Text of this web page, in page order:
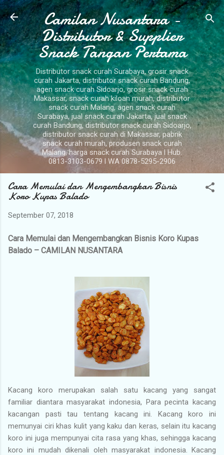
Langsung ke konten utama
Camilan Nusantara -
Distributor & Supplier
Snack Tangan Pertama
Distributor snack curah Surabaya, grosir snack
curah Jakarta, distributor snack curah Bandung,
agen snack curah Sidoarjo, grosir snack curah
Makassar, snack curah kiloan murah, distributor
snack curah Malang, agen snack curah
Surabaya, jual snack curah Jakarta, jual snack
curah Bandung, distributor snack curah Sidoarjo,
distributor snack curah di Makassar, pabrik
snack curah murah, produsen snack curah
Malang, harga snack curah Surabaya l Hub.
0813-3103-0679 l WA 0878-5295-2906
Cara Memulai dan Mengembangkan Bisnis
Koro Kupas Balado
September 07, 2018
Cara Memulai dan Mengembangkan Bisnis Koro Kupas
Balado – CAMILAN NUSANTARA
Kacang koro merupakan salah satu kacang yang sangat
familiar diantara masyarakat indonesia, Para pecinta kacang
kacangan pasti tau tentang kacang ini. Kacang koro ini
memunyai ciri khas kulit yang kaku dan keras, selain itu kacang
koro ini juga mempunyai cita rasa yang khas, sehingga kacang
koro ini mudah dikenali oleh masyarakat indonesia. Kacang